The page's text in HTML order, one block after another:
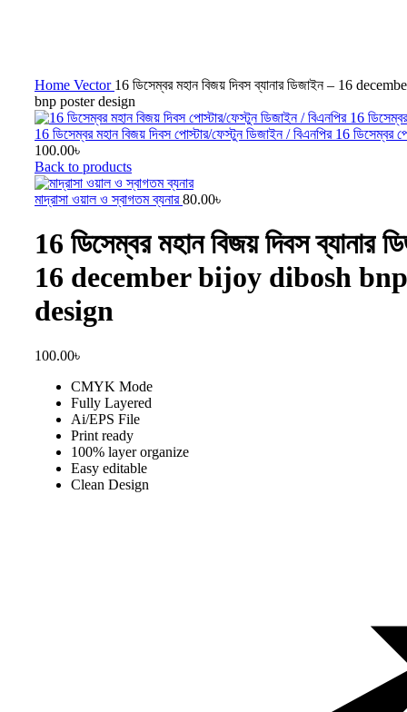
Home Vector 16 ডিসেম্বর মহান বিজয় দিবস ব্যানার ডিজাইন – 16
bnp poster design
16 ডিসেম্বর মহান বিজয় দিবস পোস্টার/ফেস্টুন ডিজাইন / বিএনপির 16 ডিসেম্বর
100.00৳
Back to products
মাদ্রাসা ওয়াল ও স্বাগতম ব্যনার80.00৳
16 ডিসেম্বর মহান বিজয় দিবস ব্যানার
16 december bijoy dibosh
design
100.00৳
CMYK Mode
Fully Layered
Ai/EPS File
Print ready
100% layer organize
Easy editable
Clean Design